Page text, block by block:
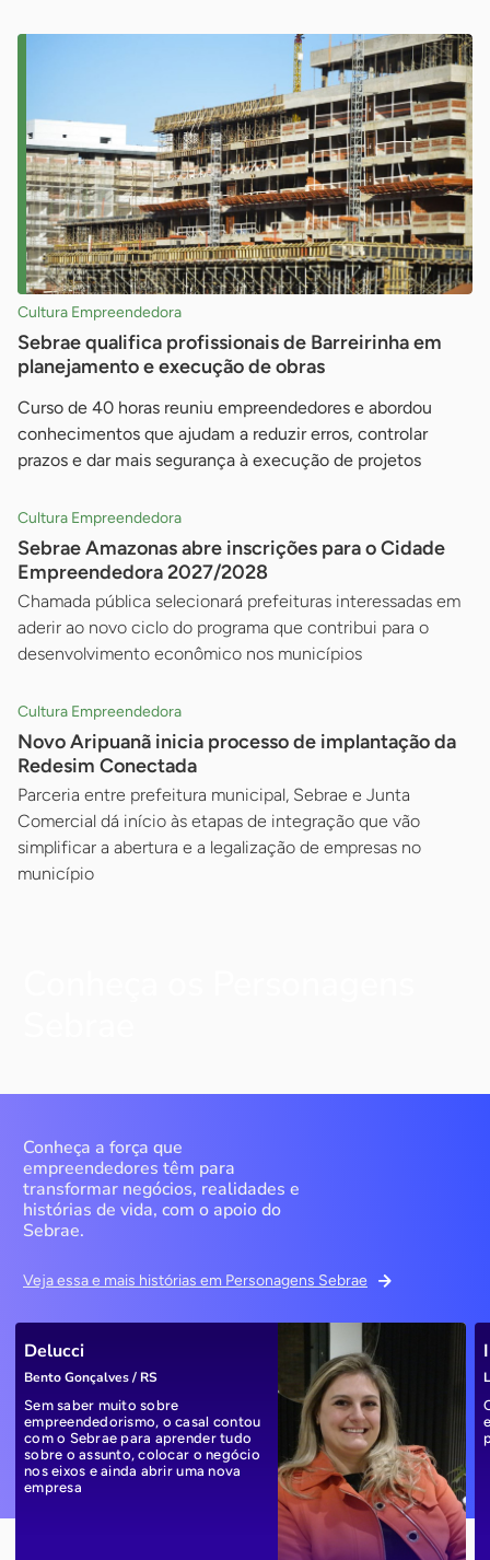
Cultura Empreendedora
Sebrae qualifica profissionais de Barreirinha em
planejamento e execução de obras
Curso de 40 horas reuniu empreendedores e abordou
conhecimentos que ajudam a reduzir erros, controlar
prazos e dar mais segurança à execução de projetos
Cultura Empreendedora
Sebrae Amazonas abre inscrições para o Cidade
Empreendedora 2027/2028
Chamada pública selecionará prefeituras interessadas em
aderir ao novo ciclo do programa que contribui para o
desenvolvimento econômico nos municípios
Cultura Empreendedora
Novo Aripuanã inicia processo de implantação da
Redesim Conectada
Parceria entre prefeitura municipal, Sebrae e Junta
Comercial dá início às etapas de integração que vão
simplificar a abertura e a legalização de empresas no
município
Conheça a força que
empreendedores têm para
transformar negócios, realidades e
histórias de vida, com o apoio do
Sebrae.
Veja essa e mais histórias em Personagens Sebrae
Delucci
Bento Gonçalves / RS
Sem saber muito sobre
empreendedorismo, o casal contou
com o Sebrae para aprender tudo
sobre o assunto, colocar o negócio
nos eixos e ainda abrir uma nova
empresa